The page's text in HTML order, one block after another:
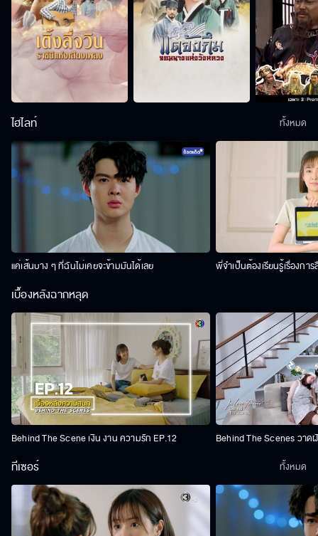
ไฮไลท์
แค่เส้นบาง ๆ ที่ฉันไม่เคยจะข้ามมันได้เลย พี่จำเป็นต้องเรียนรู้เรื่องการ
ทั้งหมด
เบื้องหลังฉากหลุด
Behind The Scene เงิน งาน ความรัก EP.12 Behind The Scenes วาด
ทีเซอร์ ทั้งหมด